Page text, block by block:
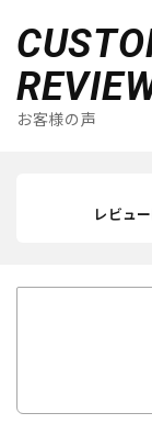
お客様の声
レビュ